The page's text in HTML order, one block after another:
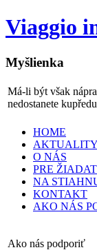
Viaggio
Myšlienka
Má-li být však
nedostanete
HOME
AKTUALITY
O NÁS
PRE
NA
KONTAKT
AKO NÁS
Ako nás podporiť